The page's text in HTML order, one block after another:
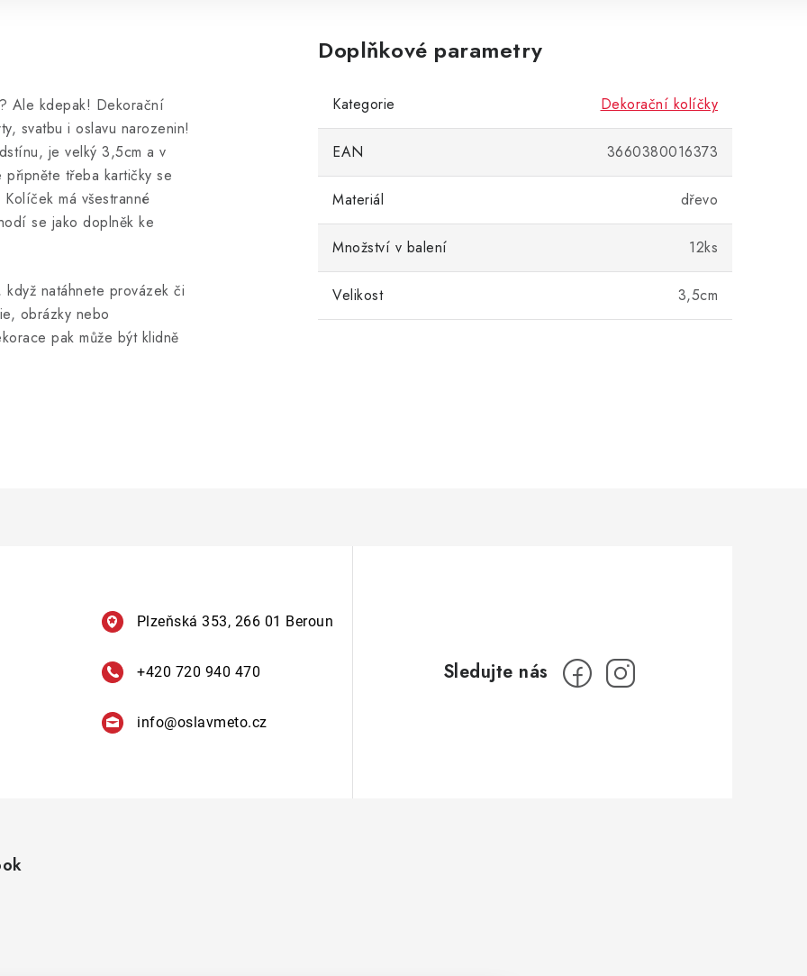
Ale kdepak! Dekorační
svatbu i oslavu narozenin!
je velký 3,5cm a v
třeba kartičky se
má všestranné
se jako doplněk ke
natáhnete provázek či
obrázky nebo
pak může být klidně
Doplňkové parametry
Kategorie Dekorační kolíčky
EAN 3660380016373
Materiál dřevo
Množství v balení 12ks
Velikost 3,5cm
Plzeňská 353, 266 01 Beroun
+420 720 940 470
info@oslavmeto.cz